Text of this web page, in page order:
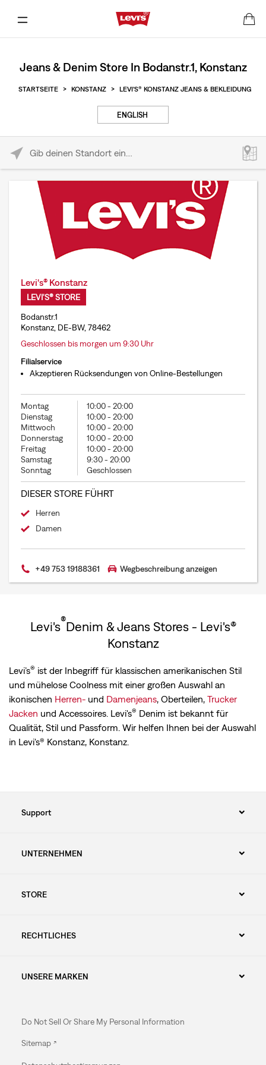
Jeans & Denim Store In Bodanstr.1, Konstanz
STARTSEITE > KONSTANZ > LEVI'S® KONSTANZ JEANS & BEKLEIDUNG
ENGLISH
Levi's® Konstanz
LEVI'S® STORE
Bodanstr.1
Konstanz, DE-BW, 78462
Geschlossen bis morgen um 9:30 Uhr
Filialservice
Akzeptieren Rücksendungen von Online-Bestellungen
Montag 10:00-20:00
Dienstag
10:00-20:00
Mittwoch
10:00-20:00
Donnerstag
10:00-20:00
Freitag
10:00-20:00
Samstag
9:30-20:00
Sonntag
Geschlossen
DIESER STORE FÜHRT
Herren
Damen
+49 753 19188361 Wegbeschreibung anzeigen
Levi's®Denim & Jeans Stores - Levi's®
Konstanz
Levi’s® ist der Inbegriff für klassischen amerikanischen Stil
und mühelose Coolness mit einer großen Auswahl an
ikonischen Herren- und Damenjeans, Oberteilen, Trucker
Jacken und Accessoires. Levi's® Denim ist bekannt für
Qualität, Stil und Passform. Wir helfen Ihnen bei der Auswahl
in Levi's® Konstanz, Konstanz.
Support
UNTERNEHMEN
STORE
RECHTLICHES
UNSERE MARKEN
Do Not Sell Or Share My Personal Information
Sitemap